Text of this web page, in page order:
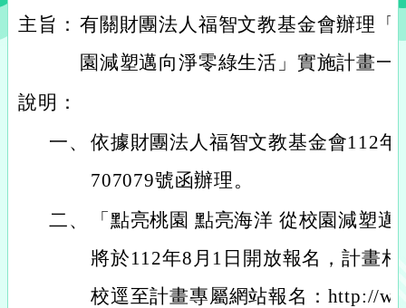
主旨： 有關財團法人福智文教基金會辦理「
園減塑邁向淨零綠生活」實施計畫一
說明：
一、 依據財團法人福智文教基金會112
707079號函辦理。
二、
「點亮桃園 點亮海洋 從校園減塑
將於112年8月1日開放報名，計畫
校逕至計畫專屬網站報名：http://